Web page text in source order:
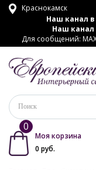
Краснокамск
Наш канал в
Наш канал
Для сообщений:
0
Моя корзина
0 руб.